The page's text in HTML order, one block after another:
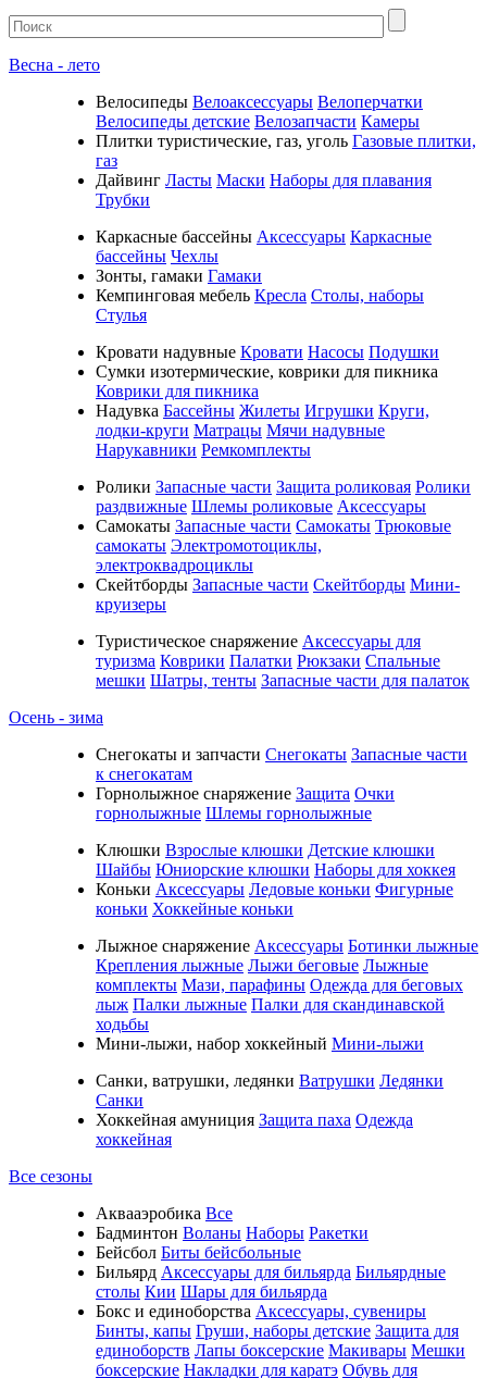
Весна - лето
Велосипеды Велоаксессуары Велоперчатки
Велосипеды детские Велозапчасти Камеры
Плитки туристические, газ, уголь Газовые плитки,
газ
Дайвинг Ласты Маски Наборы для плавания
Трубки
Каркасные бассейны Аксессуары Каркасные
бассейны Чехлы
Зонты, гамаки Гамаки
Кемпинговая мебель Кресла Столы, наборы
Стулья
Кровати надувные Кровати Насосы Подушки
Cумки изотермические, коврики для пикника
Коврики для пикника
Надувка Бассейны Жилеты Игрушки Круги,
лодки-круги Матрацы Мячи надувные
Нарукавники Ремкомплекты
Ролики Запасные части Защита роликовая Ролики
раздвижные Шлемы роликовые Аксессуары
Самокаты Запасные части Самокаты Трюковые
самокаты Электромотоциклы,
электроквадроциклы
Скейтборды Запасные части Скейтборды Мини-
круизеры
Туристическое снаряжение Аксессуары для
туризма Коврики Палатки Рюкзаки Спальные
мешки Шатры, тенты Запасные части для палаток
Осень - зима
Cнегокаты и запчасти Снегокаты Запасные части
к снегокатам
Горнолыжное снаряжение Защита Очки
горнолыжные Шлемы горнолыжные
Клюшки Взрослые клюшки Детские клюшки
Шайбы Юниорские клюшки Наборы для хоккея
Коньки Аксессуары Ледовые коньки Фигурные
коньки Хоккейные коньки
Лыжное снаряжение Аксессуары Ботинки лыжные
Крепления лыжные Лыжи беговые Лыжные
комплекты Мази, парафины Одежда для беговых
лыж Палки лыжные Палки для скандинавской
ходьбы
Мини-лыжи, набор хоккейный Мини-лыжи
Санки, ватрушки, ледянки Ватрушки Ледянки
Санки
Хоккейная амуниция Защита паха Одежда
хоккейная
Все сезоны
Аквааэробика Все
Бадминтон Воланы Наборы Ракетки
Бейсбол Биты бейсбольные
Бильярд Аксессуары для бильярда Бильярдные
столы Кии Шары для бильярда
Бокс и единоборства Аксессуары, сувениры
Бинты, капы Груши, наборы детские Защита для
единоборств Лапы боксерские Макивары Мешки
боксерские Накладки для каратэ Обувь для